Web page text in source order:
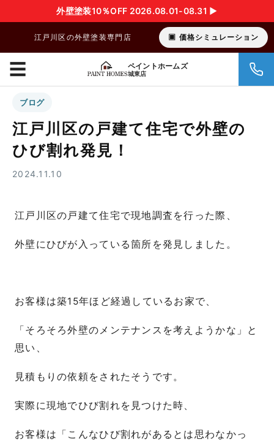
外壁塗装10％OFF 2026.08.01-08.31 ▶︎
江戸川区の外壁塗装専門店 価格シミュレーション
ペイントホームズ
城東店
☰
ブログ
江戸川区の戸建て住宅で外壁の
ひび割れ発見！
2024.11.10
江戸川区の戸建て住宅で現地調査を行った際、
外壁にひびが入っている箇所を発見しました。
お客様は築15年ほど経過しているお家で、
「そろそろ外壁のメンテナンスを考えようかな」と
思い、
見積もりの依頼をされたそうです。
実際に現地でひび割れを見つけた時、
お客様は「こんなひび割れがあるとは思わなかっ